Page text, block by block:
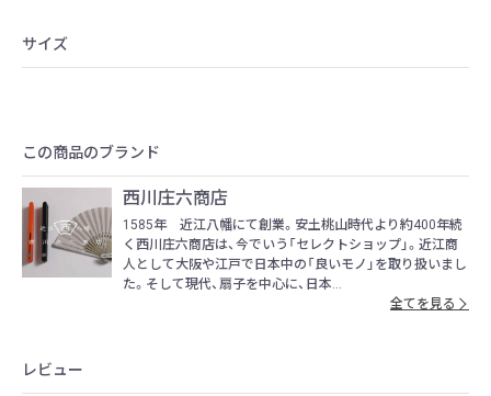
サイズ
この商品のブランド
西川庄六商店
1585年 近江八幡にて創業。安土桃山時代より約400年続
く西川庄六商店は、今でいう「セレクトショップ」。近江商
人として大阪や江戸で日本中の「良いモノ」を取り扱いまし
た。そして現代、扇子を中心に、日本...
全てを見る
レビュー